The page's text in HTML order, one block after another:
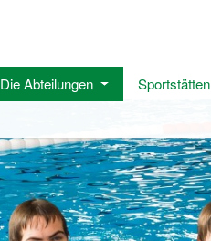
Die Abteilungen Sportstätten